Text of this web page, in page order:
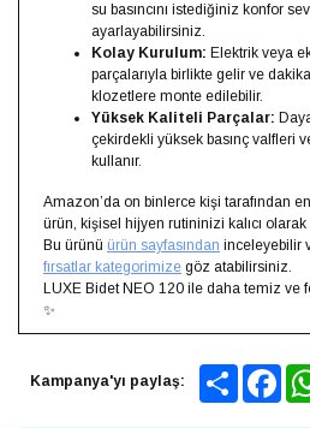
su basıncını istediğiniz konfor
ayarlayabilirsiniz.
Kolay Kurulum: Elektrik veya
parçalarıyla birlikte gelir ve
klozetlere monte edilebilir.
Yüksek Kaliteli Parçalar:
çekirdekli yüksek basınç valfleri
kullanır.
Amazon’da on binlerce kişi tarafından
ürün, kişisel hijyen rutininizi kalıcı
Bu ürünü ürün sayfasından inceleyebilir
fırsatlar kategorimize göz atabilirsiniz.
LUXE Bidet NEO 120 ile daha temiz ve
✨
Kampanya'yı paylaş: Share